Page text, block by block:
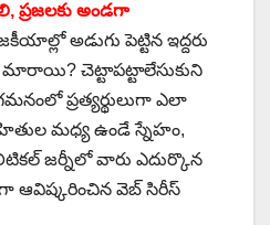
అండగా
అడుగు పెట్టిన ఇద్దరు
మారాయి? చెట్టాపట్టాలేసుకుని
ప్రత్యర్థులుగా ఎలా
మధ్య ఉండే స్నేహం,
జర్నీలో వారు ఎదుర్కొన
ఆవిష్కరించిన వెబ్ సిరీస్